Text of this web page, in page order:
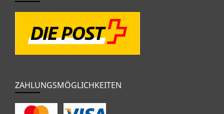
ZAHLUNGSMÖGLICHKEITEN